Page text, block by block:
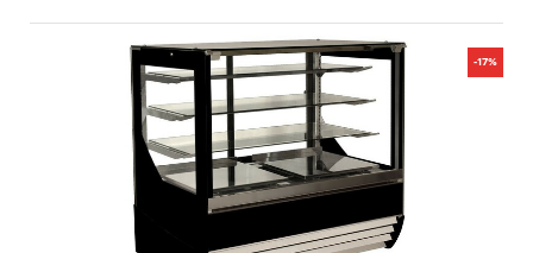
-17%